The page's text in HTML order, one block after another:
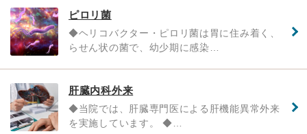
ピロリ菌
◆ヘリコバクター・ピロリ菌は胃に住み着く、
らせん状の菌で、幼少期に感染…
肝臓内科外来
◆当院では、肝臓専門医による肝機能異常外来
を実施しています。 ◆…